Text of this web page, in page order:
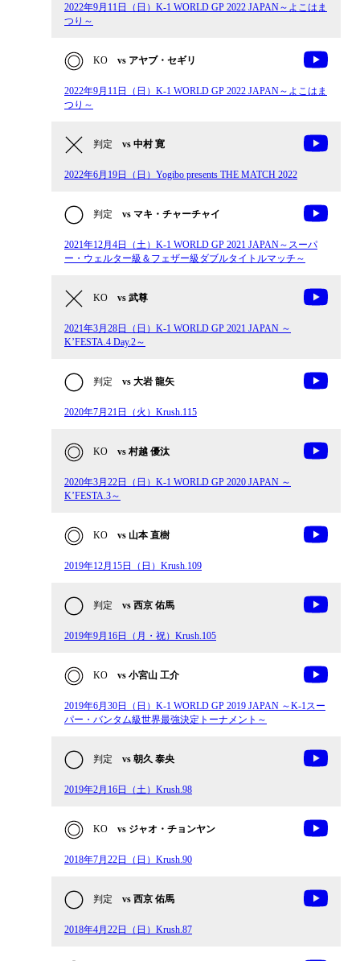
2022年9月11日（日）K-1 WORLD GP 2022 JAPAN～よこはま
つり～
KO vs アヤブ・セギリ
2022年9月11日（日）K-1 WORLD GP 2022 JAPAN～よこはま
つり～
判定 vs 中村 寛
2022年6月19日（日）Yogibo presents THE MATCH 2022
判定 vs マキ・チャーチャイ
2021年12月4日（土）K-1 WORLD GP 2021 JAPAN～スーパ
ー・ウェルター級＆フェザー級ダブルタイトルマッチ～
KO vs 武尊
2021年3月28日（日）K-1 WORLD GP 2021 JAPAN ～
K’FESTA.4 Day.2～
判定 vs 大岩 龍矢
2020年7月21日（火）Krush.115
KO vs 村越 優汰
2020年3月22日（日）K-1 WORLD GP 2020 JAPAN ～
K’FESTA.3～
KO vs 山本 直樹
2019年12月15日（日）Krush.109
判定 vs 西京 佑馬
2019年9月16日（月・祝）Krush.105
KO vs 小宮山 工介
2019年6月30日（日）K-1 WORLD GP 2019 JAPAN ～K-1スー
パー・バンタム級世界最強決定トーナメント～
判定 vs 朝久 泰央
2019年2月16日（土）Krush.98
KO vs ジャオ・チョンヤン
2018年7月22日（日）Krush.90
判定 vs 西京 佑馬
2018年4月22日（日）Krush.87